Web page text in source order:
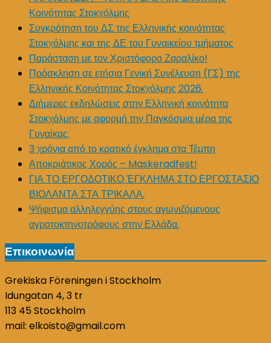
Κοινότητας Στοκχόλμης
Συγκρότηση του ΔΣ της Ελληνικής κοινότητας
Στοκχόλμης και της ΔΕ του Γυναικείου τμήματος
Παράσταση με τον Χριστόφορο Ζαραλίκο!
Πρόσκληση σε ετήσια Γενική Συνέλευση (ΓΣ) της
Ελληνικής Κοινότητας Στοκχόλμης 2026.
Διήμερες εκδηλώσεις στην Ελληνική κοινότητα
Στοκχόλμης με αφορμή την Παγκόσμια μέρα της
Γυναίκας.
3 χρόνια από το κρατικό έγκλημα στα Τέμπη
Αποκριάτικος Χορός – Maskeradfest!
ΓΙΑ ΤΟ ΕΡΓΟΔΟΤΙΚΟ ΈΓΚΛΗΜΑ ΣΤΟ ΕΡΓΟΣΤΑΣΙΟ
ΒΙΟΛΑΝΤΑ ΣΤΑ ΤΡΙΚΑΛΑ.
Ψήφισμα αλληλεγγύης στους αγωνιζόμενους
αγροτοκτηνοτρόφους στην Ελλάδα.
Επικοινωνία
Grekiska Föreningen i Stockholm
Idungatan 4, 3 tr
113 45 Stockholm
mail: elkoisto@gmail.com